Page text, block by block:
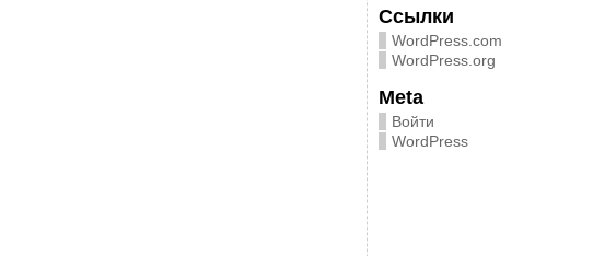
Ссылки
WordPress.com
WordPress.org
Meta
Войти
WordPress